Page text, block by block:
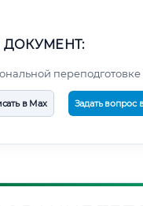
переподготовке
в Max Задать вопрос